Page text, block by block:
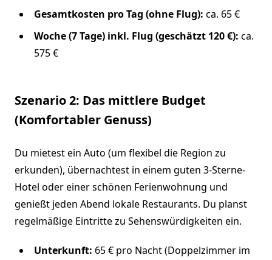
Gesamtkosten pro Tag (ohne Flug): ca. 65 €
Woche (7 Tage) inkl. Flug (geschätzt 120 €): ca.
575 €
Szenario 2: Das mittlere Budget
(Komfortabler Genuss)
Du mietest ein Auto (um flexibel die Region zu
erkunden), übernachtest in einem guten 3-Sterne-
Hotel oder einer schönen Ferienwohnung und
genießt jeden Abend lokale Restaurants. Du planst
regelmäßige Eintritte zu Sehenswürdigkeiten ein.
Unterkunft: 65 € pro Nacht (Doppelzimmer im